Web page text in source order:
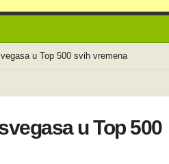
u Top 500 svih vremena
u Top 500